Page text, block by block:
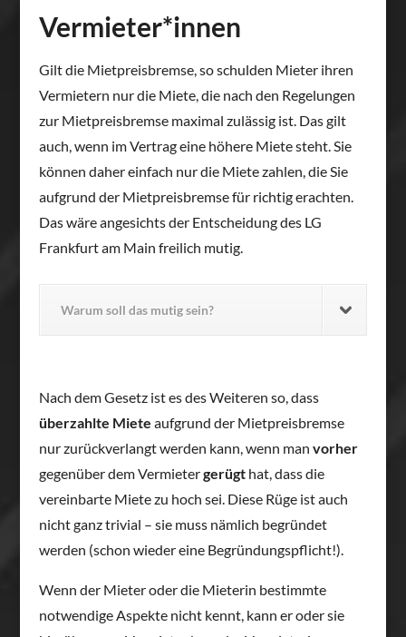
Vermieter*innen
Gilt die Mietpreisbremse, so schulden Mieter ihren
Vermietern nur die Miete, die nach den Regelungen
zur Mietpreisbremse maximal zulässig ist. Das gilt
auch, wenn im Vertrag eine höhere Miete steht. Sie
können daher einfach nur die Miete zahlen, die Sie
aufgrund der Mietpreisbremse für richtig erachten.
Das wäre angesichts der Entscheidung des LG
Frankfurt am Main freilich mutig.
Warum soll das mutig sein?
Nach dem Gesetz ist es des Weiteren so, dass
überzahlte Miete aufgrund der Mietpreisbremse
nur zurückverlangt werden kann, wenn man vorher
gegenüber dem Vermietergerügthat, dass die
vereinbarte Miete zu hoch sei. Diese Rüge ist auch
nicht ganz trivial – sie muss nämlich begründet
werden (schon wieder eine Begründungspflicht!).
Wenn der Mieter oder die Mieterin bestimmte
notwendige Aspekte nicht kennt, kann er oder sie